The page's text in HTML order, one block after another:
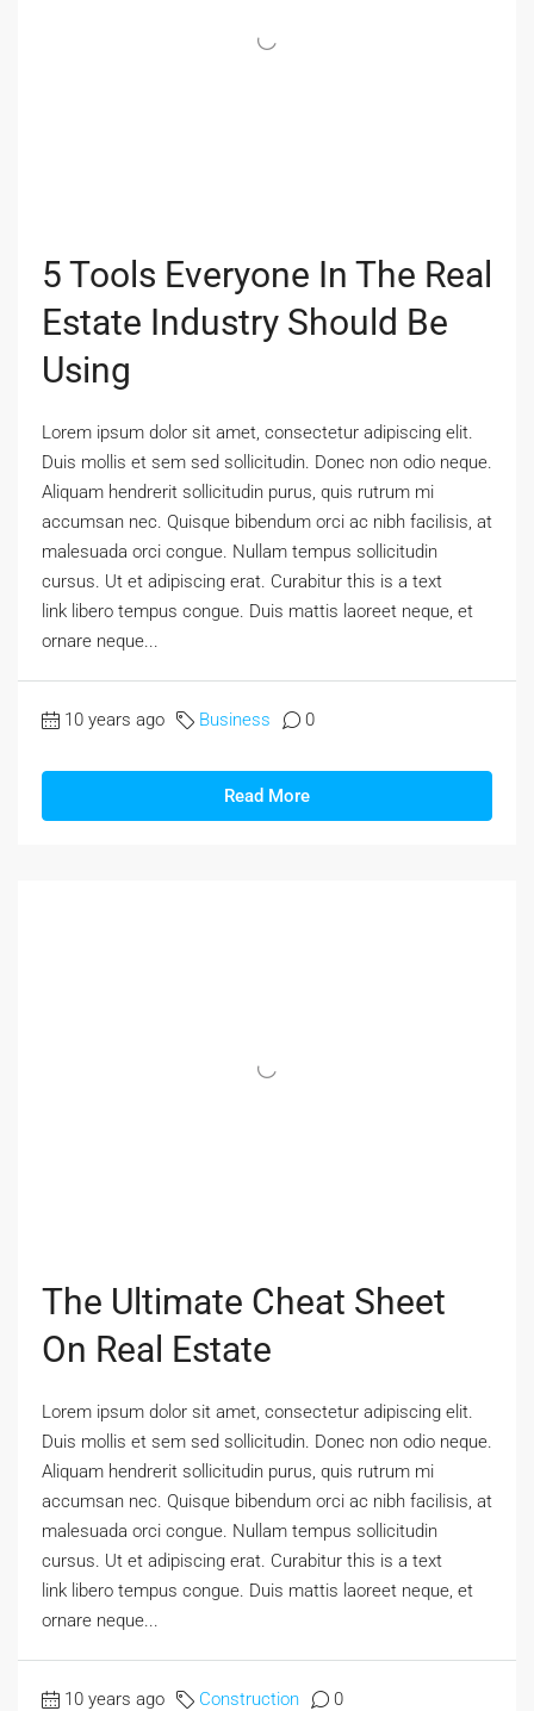
5 Tools Everyone In The Real
Estate Industry Should Be
Using
Lorem ipsum dolor sit amet, consectetur adipiscing elit.
Duis mollis et sem sed sollicitudin. Donec non odio neque.
Aliquam hendrerit sollicitudin purus, quis rutrum mi
accumsan nec. Quisque bibendum orci ac nibh facilisis, at
malesuada orci congue. Nullam tempus sollicitudin
cursus. Ut et adipiscing erat. Curabitur this is a text
link libero tempus congue. Duis mattis laoreet neque, et
ornare neque...
10 years ago Business 0
Read More
The Ultimate Cheat Sheet
On Real Estate
Lorem ipsum dolor sit amet, consectetur adipiscing elit.
Duis mollis et sem sed sollicitudin. Donec non odio neque.
Aliquam hendrerit sollicitudin purus, quis rutrum mi
accumsan nec. Quisque bibendum orci ac nibh facilisis, at
malesuada orci congue. Nullam tempus sollicitudin
cursus. Ut et adipiscing erat. Curabitur this is a text
link libero tempus congue. Duis mattis laoreet neque, et
ornare neque...
10 years ago Construction 0